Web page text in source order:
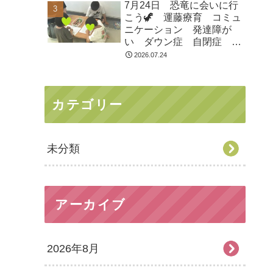
市 つくばみらい市 坂東
市 守谷市
7月24日 恐竜に会いに行
こう🦖 運藤療育 コミュ
ニケーション 発達障が
い ダウン症 自閉症
ASD ADHD 児童発達支
2026.07.24
カテゴリー
未分類
アーカイブ
2026年8月